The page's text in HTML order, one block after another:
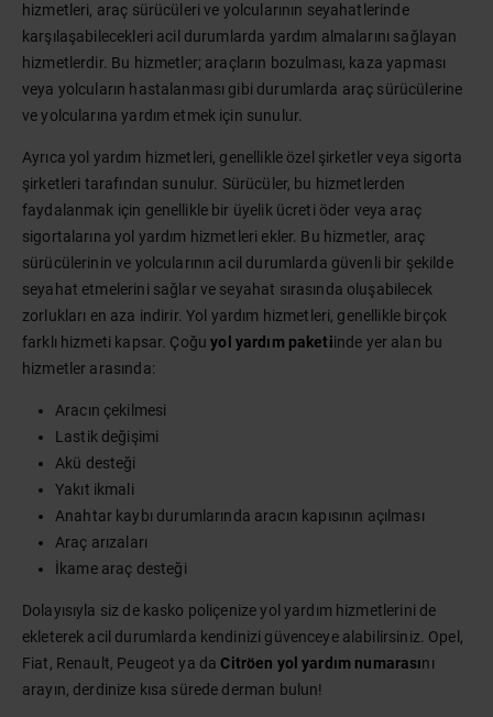
hizmetleri, araç sürücüleri ve yolcularının seyahatlerinde
karşılaşabilecekleri acil durumlarda yardım almalarını sağlayan
hizmetlerdir. Bu hizmetler; araçların bozulması, kaza yapması
veya yolcuların hastalanması gibi durumlarda araç sürücülerine
ve yolcularına yardım etmek için sunulur.
Ayrıca yol yardım hizmetleri, genellikle özel şirketler veya sigorta
şirketleri tarafından sunulur. Sürücüler, bu hizmetlerden
faydalanmak için genellikle bir üyelik ücreti öder veya araç
sigortalarına yol yardım hizmetleri ekler. Bu hizmetler, araç
sürücülerinin ve yolcularının acil durumlarda güvenli bir şekilde
seyahat etmelerini sağlar ve seyahat sırasında oluşabilecek
zorlukları en aza indirir. Yol yardım hizmetleri, genellikle birçok
farklı hizmeti kapsar. Çoğuyol yardım paketiinde yer alan bu
hizmetler arasında:
Aracın çekilmesi
Lastik değişimi
Akü desteği
Yakıt ikmali
Anahtar kaybı durumlarında aracın kapısının açılması
Araç arızaları
İkame araç desteği
Dolayısıyla siz de kasko poliçenize yol yardım hizmetlerini de
ekleterek acil durumlarda kendinizi güvenceye alabilirsiniz. Opel,
Fiat, Renault, Peugeot ya daCitröen yol yardım numarasını
arayın, derdinize kısa sürede derman bulun!